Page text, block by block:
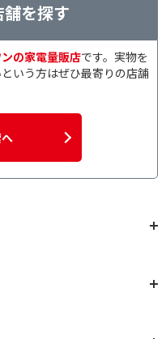
壁掛け非対応
り込む
を探す
の家電量販店です。実物を
いう方はぜひ最寄りの店舗